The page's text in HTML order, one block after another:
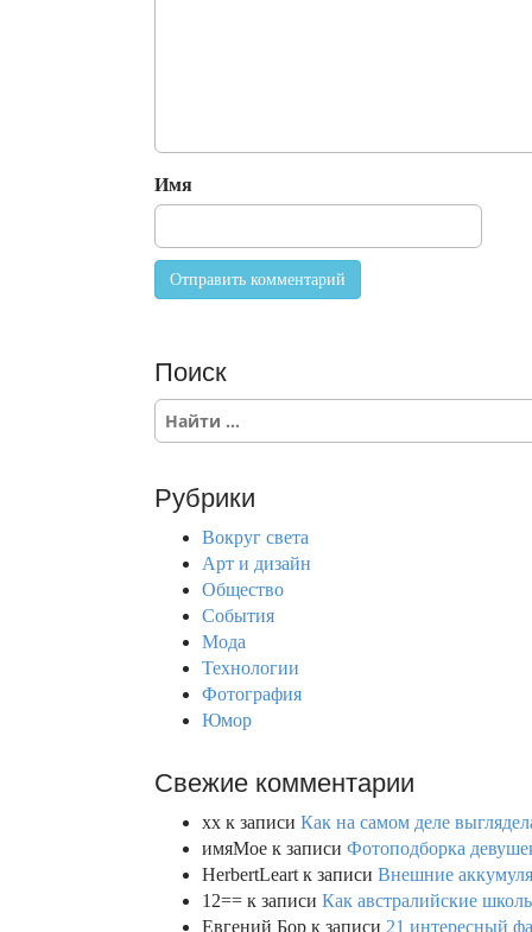
Имя
Поиск
S
e
c
Рубрики
Вокруг света
Арт и дизайн
Общество
События
Мода
Технологии
Фотография
Юмор
Свежие комментарии
xx к записи Как на самом деле
имяМое к записи Фотоподборка
HerbertLeartк записи Внешние
12== к записи Как австралийские
Евгений Бор к записи 21 интересный